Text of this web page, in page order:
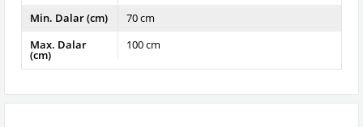
Min. Dalar (cm)
70 cm
Max. Dalar
(cm)
100 cm